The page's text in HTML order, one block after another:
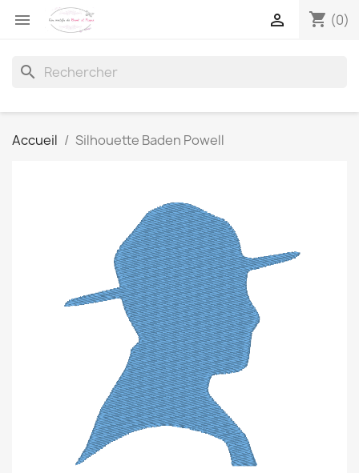
 shopping_cart (0)

search
Accueil Silhouette Baden Powell